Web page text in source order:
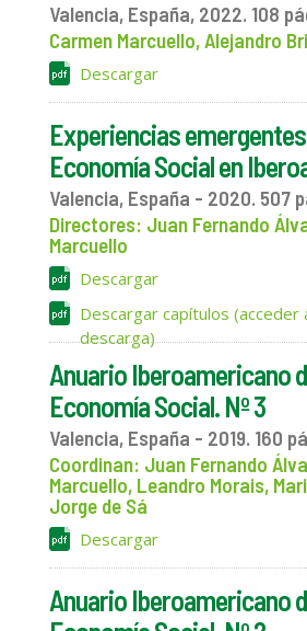
Valencia, España, 2022. 108
Carmen Marcuello, Alejandro
Descargar
Experiencias
Economía Social en
Valencia, España - 2020. 507
Directores: Juan Fernando
Marcuello
Descargar
Descargar capítulos (acceder
descarga)
Anuario Iberoamericano
Economía Social. Nº 3
Valencia, España - 2019. 160
Coordinan: Juan Fernando
Marcuello, Leandro Morais,
Jorge de Sá
Descargar
Anuario Iberoamericano